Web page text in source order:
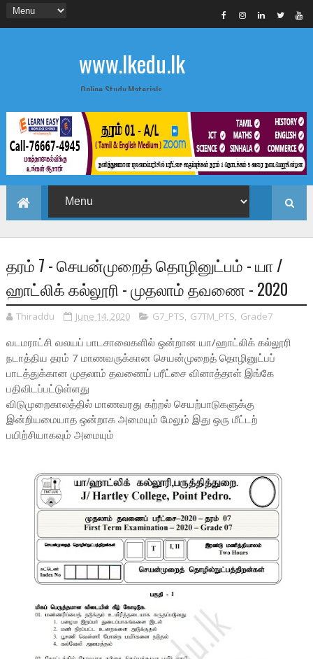
www.lkedu.lk
Online Study Materials
தரம் 7 - செயன்முறைத் தொழினுட்பம் - யா /
ஹாட்லிக் கல்லூரி - முதலாம் தவணை - 2020
Thiraddu June 14, 2020 G7_PTS, G7TM_PTS, Grade7
வடமராட்சி வலயப் பாடசாலைகளில் ஒன்றான யா/ஹாட்லிக் கல்லூரி
நடாத்திய தரம் 7 மாணவருக்கான செயன்முறைத் தொழினுட்பப்
பாடத்துக்கான முதலாம் தவணைப் பரீட்சை வினாத்தாள் இங்கே
பதிவிடப்பட்டுள்ளது
விடுமுறைகாலத்தில் மாணவரது கற்றல் செயற்பாடுகளுக்கு
இன்றியமையாத ஒன்றாக அமையும் மேலும் இது ஒரு மீட்டற்
பயிற்சியாகவும் அமையும்